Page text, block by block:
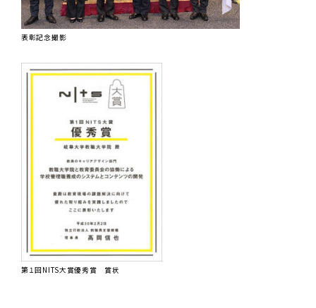
表彰記念撮影
第１回NITS大賞優秀賞 賞状